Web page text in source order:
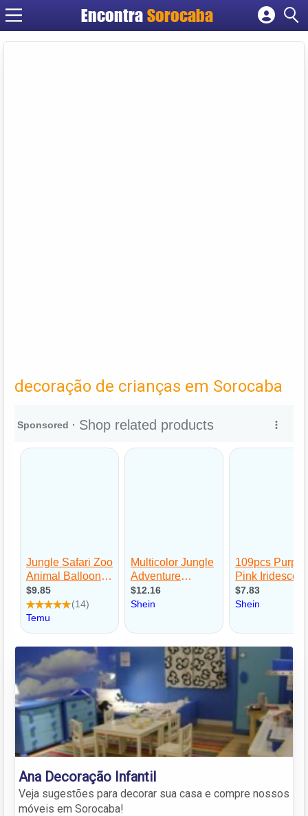
EncontraSorocaba
Cadastrar empresa
decoração de crianças em Sorocaba
Ana Decoração Infantil
Veja sugestões para decorar sua casa e compre nossos
móveis em Sorocaba!